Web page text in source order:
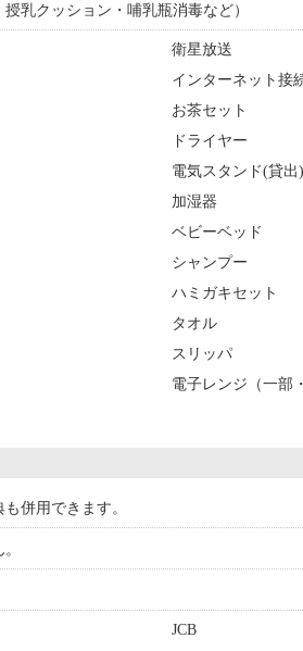
乳クッション・哺乳瓶消毒など）
衛星放送
インターネット接
お茶セット
ドライヤー
電気スタンド(貸出)
加湿器
ベビーベッド
シャンプー
ハミガキセット
タオル
スリッパ
電子レンジ（一部
併用できます。
JCB